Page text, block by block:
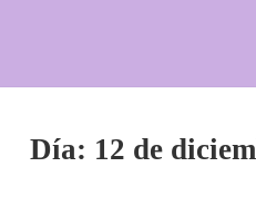
Día: 12 de